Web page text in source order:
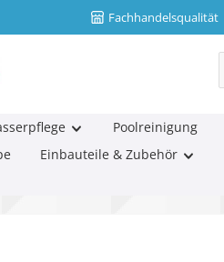
Fachhandelsqualität
Poolreinigung
Einbauteile & Zubehör